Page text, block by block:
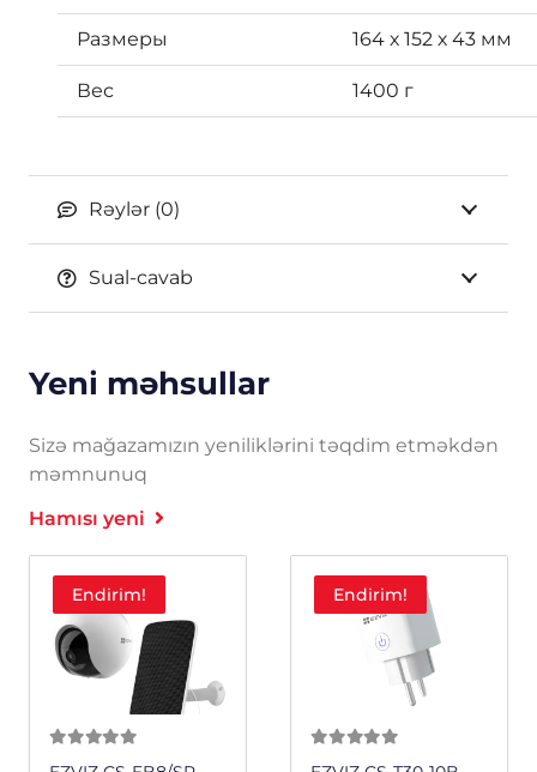
Размеры 164 х 152 х 43 мм
Вес 1400 г
Rəylər (0)
Sual-cavab
Yeni məhsullar
Sizə mağazamızın yeniliklərini təqdim etməkdən
məmnunuq
Hamısı yeni
Endirim! Endirim!